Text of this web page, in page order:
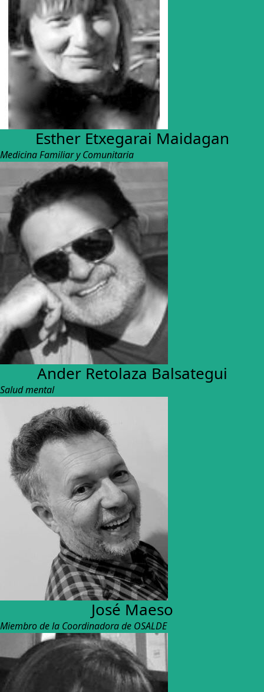
Esther Etxegarai Maidagan
Medicina Familiar y Comunitaria
Ander Retolaza Balsategui
Salud mental
José Maeso
Miembro de la Coordinadora de OSALDE